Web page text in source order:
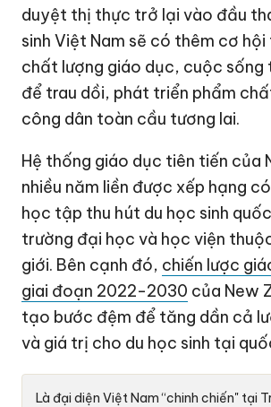
duyệt thị thực trở lại vào đầu
sinh Việt Nam sẽ có thêm cơ
chất lượng giáo dục, cuộc sống
để trau dồi, phát triển phẩm
công dân toàn cầu tương lai.
Hệ thống giáo dục tiên tiến của
nhiều năm liền được xếp hạng
học tập thu hút du học sinh
trường đại học và học viện
giới. Bên cạnh đó, chiến lược
giai đoạn 2022-2030 của New
tạo bước đệm để tăng dần cả
và giá trị cho du học sinh tại
Là đại diện Việt Nam “chinh chiến" tại